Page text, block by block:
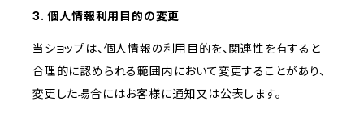
3. 個人情報利用目的の変更
当ショップは、個人情報の利用目的を、関連性を有すると
合理的に認められる範囲内において変更することがあり、
変更した場合にはお客様に通知又は公表します。